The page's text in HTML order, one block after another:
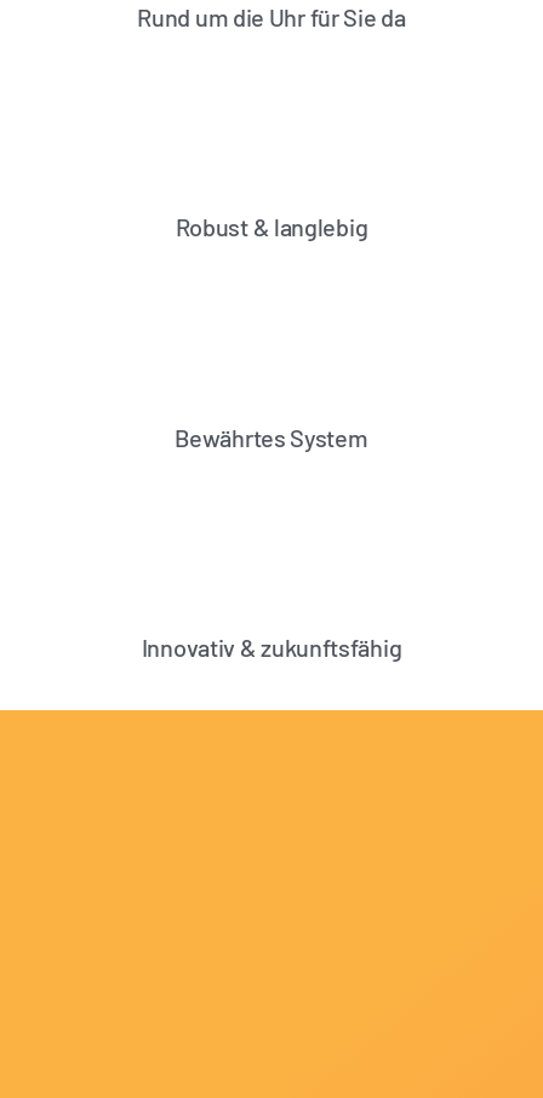
Rund um die Uhr für Sie da
Robust & langlebig
Bewährtes System
Innovativ & zukunftsfähig